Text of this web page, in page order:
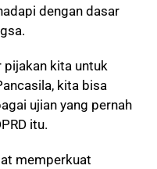
dengan dasar
pijakan kita untuk
kita bisa
ujian yang pernah
itu.
memperkuat